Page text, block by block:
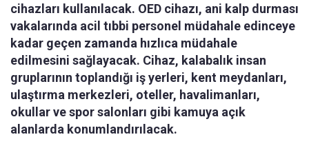
cihazları kullanılacak. OED cihazı, ani kalp durması
vakalarında acil tıbbi personel müdahale edinceye
kadar geçen zamanda hızlıca müdahale
edilmesini sağlayacak. Cihaz, kalabalık insan
gruplarının toplandığı iş yerleri, kent meydanları,
ulaştırma merkezleri, oteller, havalimanları,
okullar ve spor salonları gibi kamuya açık
alanlarda konumlandırılacak.